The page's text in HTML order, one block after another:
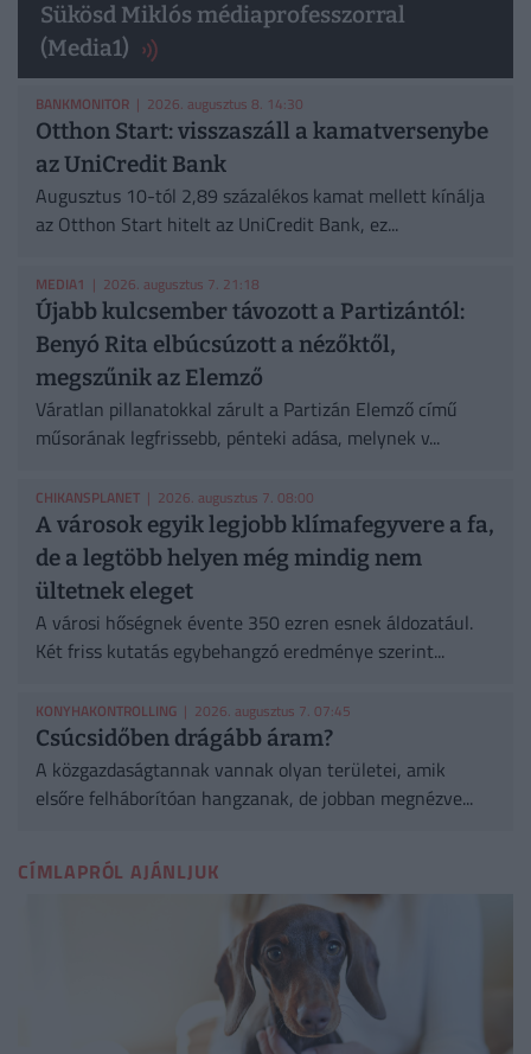
Sükösd Miklós médiaprofesszorral
(Media1)
BANKMONITOR | 2026. augusztus 8. 14:30
Otthon Start: visszaszáll a kamatversenybe
az UniCredit Bank
Augusztus 10-tól 2,89 százalékos kamat mellett kínálja
az Otthon Start hitelt az UniCredit Bank, ez...
MEDIA1 | 2026. augusztus 7. 21:18
Újabb kulcsember távozott a Partizántól:
Benyó Rita elbúcsúzott a nézőktől,
megszűnik az Elemző
Váratlan pillanatokkal zárult a Partizán Elemző című
műsorának legfrissebb, pénteki adása, melynek v...
CHIKANSPLANET | 2026. augusztus 7. 08:00
A városok egyik legjobb klímafegyvere a fa,
de a legtöbb helyen még mindig nem
ültetnek eleget
A városi hőségnek évente 350 ezren esnek áldozatául.
Két friss kutatás egybehangzó eredménye szerint...
KONYHAKONTROLLING | 2026. augusztus 7. 07:45
Csúcsidőben drágább áram?
A közgazdaságtannak vannak olyan területei, amik
elsőre felháborítóan hangzanak, de jobban megnézve...
CÍMLAPRÓL AJÁNLJUK